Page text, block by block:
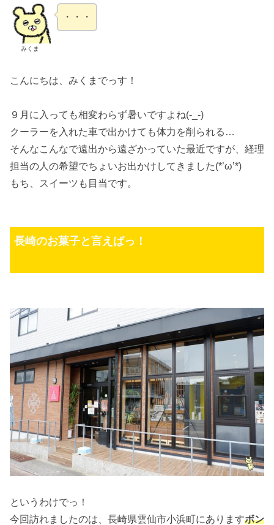
みくま
・・・
こんにちは、みくまでっす！
９月に入っても相変わらず暑いですよね(-_-)
クーラーを入れた車で出かけても体力を削られる…
そんなこんなで遠出から遠ざかっていた最近ですが、経理
担当の人の希望でちょいお出かけしてきました(*’ω’*)
もち、スイーツも目当です。
長崎のお菓子と言えばっ！
というわけでっ！
今回訪れましたのは、長崎県雲仙市小浜町にありますボン